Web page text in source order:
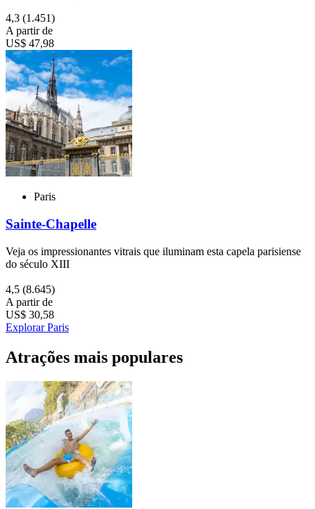
4,3 (1.451)
A partir de
US$ 47,98
Paris
Sainte-Chapelle
Veja os impressionantes vitrais que iluminam esta capela parisiense
do século XIII
4,5 (8.645)
A partir de
US$ 30,58
Explorar Paris
Atrações mais populares